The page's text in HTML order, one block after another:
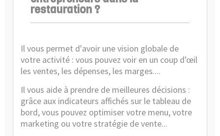
restauration ?
Il vous permet d'avoir une vision globale de
votre activité : vous pouvez voir en un coup d'œil
les ventes, les dépenses, les marges....
Il vous aide à prendre de meilleures décisions :
grâce aux indicateurs affichés sur le tableau de
bord, vous pouvez optimiser votre menu, votre
marketing ou votre stratégie de vente...